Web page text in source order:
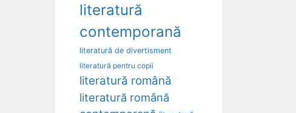
literatură
contemporană
literatură de divertisment
literatură pentru copii
literatură română
literatură română